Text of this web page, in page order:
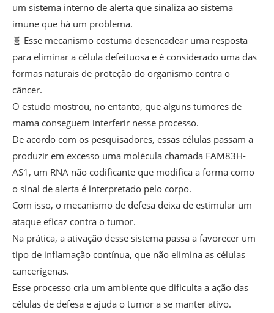
um sistema interno de alerta que sinaliza ao sistema
imune que há um problema.
🧬 Esse mecanismo costuma desencadear uma resposta
para eliminar a célula defeituosa e é considerado uma das
formas naturais de proteção do organismo contra o
câncer.
O estudo mostrou, no entanto, que alguns tumores de
mama conseguem interferir nesse processo.
De acordo com os pesquisadores, essas células passam a
produzir em excesso uma molécula chamada FAM83H-
AS1, um RNA não codificante que modifica a forma como
o sinal de alerta é interpretado pelo corpo.
Com isso, o mecanismo de defesa deixa de estimular um
ataque eficaz contra o tumor.
Na prática, a ativação desse sistema passa a favorecer um
tipo de inflamação contínua, que não elimina as células
cancerígenas.
Esse processo cria um ambiente que dificulta a ação das
células de defesa e ajuda o tumor a se manter ativo.